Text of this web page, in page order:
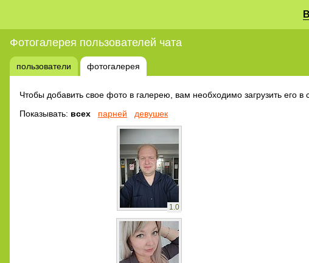
Фотогалерея пользователей чата
пользователи фотогалерея
Чтобы добавить свое фото в галерею, вам необходимо загрузить его
Показывать: всех парней девушек
1.0